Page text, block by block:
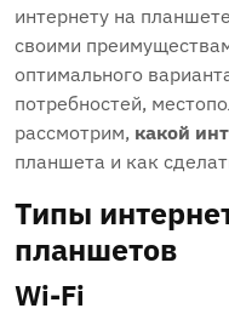
интернету на
своими
оптимального
потребностей,
рассмотрим, какой
планшета и как
Типы
планшетов
Wi-Fi